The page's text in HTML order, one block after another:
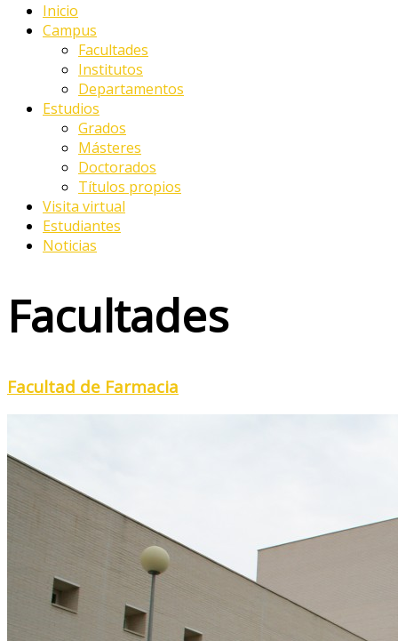
Inicio
Campus
Facultades
Institutos
Departamentos
Estudios
Grados
Másteres
Doctorados
Títulos propios
Visita virtual
Estudiantes
Noticias
Facultades
Facultad de Farmacia